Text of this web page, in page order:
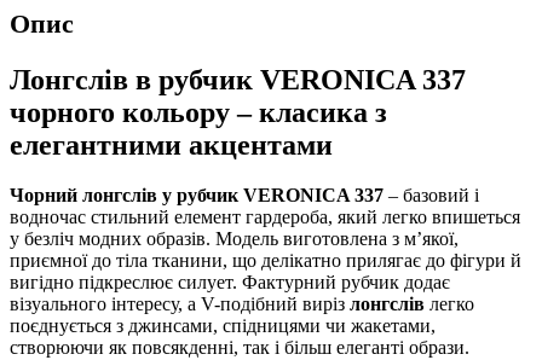
Опис
Лонгслів в рубчик VERONICA 337
чорного кольору – класика з
елегантними акцентами
Чорний лонгслів у рубчик VERONICA 337 – базовий і
водночас стильний елемент гардероба, який легко впишеться
у безліч модних образів. Модель виготовлена з м’якої,
приємної до тіла тканини, що делікатно прилягає до фігури й
вигідно підкреслює силует. Фактурний рубчик додає
візуального інтересу, а V-подібний виріз лонгслів легко
поєднується з джинсами, спідницями чи жакетами,
створюючи як повсякденні, так і більш елеганті образи.